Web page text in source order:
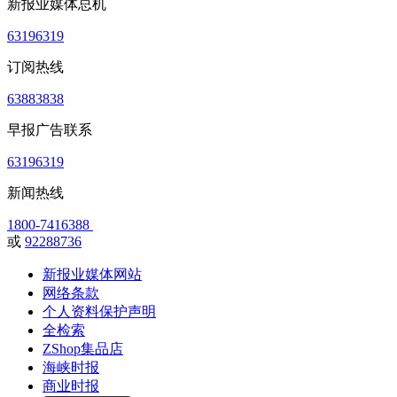
新报业媒体总机
63196319
订阅热线
63883838
早报广告联系
63196319
新闻热线
1800-7416388
或 92288736
新报业媒体网站
网络条款
个人资料保护声明
全检索
ZShop集品店
海峡时报
商业时报